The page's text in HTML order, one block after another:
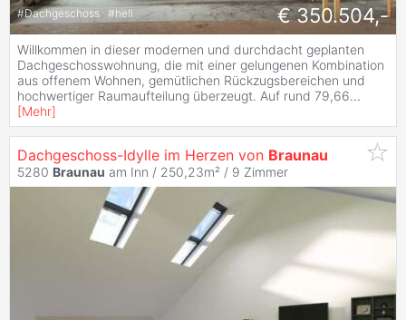
#Dachgeschoss #hell € 350.504,-
Willkommen in dieser modernen und durchdacht geplanten
Dachgeschosswohnung, die mit einer gelungenen Kombination
aus offenem Wohnen, gemütlichen Rückzugsbereichen und
hochwertiger Raumaufteilung überzeugt. Auf rund 79,66...
[Mehr]
Dachgeschoss-Idylle im Herzen von Braunau
5280 Braunau am Inn / 250,23m² / 9 Zimmer